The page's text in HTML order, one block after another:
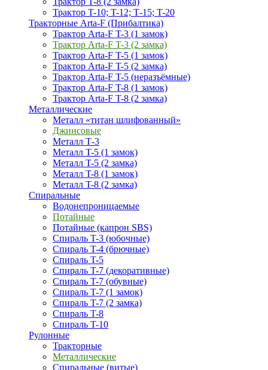
Трактор T-10; T-12; Т-15; T-20
Тракторные Arta-F (Прибалтика)
Трактор Arta-F T-3 (1 замок)
Трактор Arta-F T-3 (2 замка)
Трактор Arta-F T-5 (1 замок)
Трактор Arta-F T-5 (2 замка)
Трактор Arta-F T-5 (неразъёмные)
Трактор Arta-F T-8 (1 замок)
Трактор Arta-F T-8 (2 замка)
Металлические
Металл «титан шлифованный»
Джинсовые
Металл Т-3
Металл T-5 (1 замок)
Металл T-5 (2 замка)
Металл T-8 (1 замок)
Металл T-8 (2 замка)
Спиральные
Водонепроницаемые
Потайные
Потайные (капрон SBS)
Спираль T-3 (юбочные)
Спираль T-4 (брючные)
Спираль T-5
Спираль T-7 (декоративные)
Спираль T-7 (обувные)
Спираль T-7 (1 замок)
Спираль T-7 (2 замка)
Спираль T-8
Спираль T-10
Рулонные
Тракторные
Металлические
Спиральные (витые)